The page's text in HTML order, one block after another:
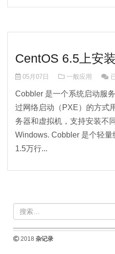
CentOS 6.5上安
05月07日 一般应用
Cobbler 是一个系统启动服
过网络启动（PXE）的方式
务器和虚拟机，支持安装不
Windows. Cobbler 是个轻
1.5万行...
2018 杂记录